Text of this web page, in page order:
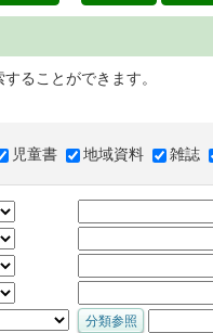
ることができます。
児童書 地域資料 雑誌